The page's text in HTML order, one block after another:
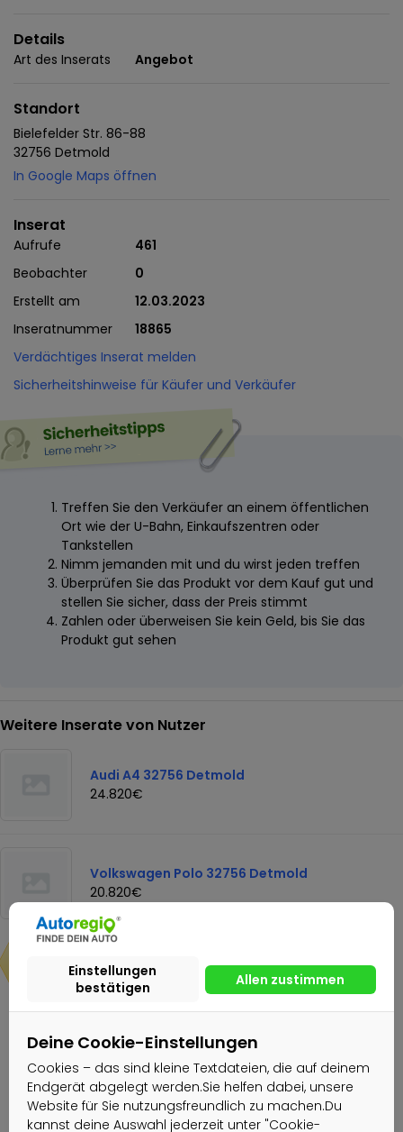
Deine Cookie-Einstellungen
Cookies – das sind kleine Textdateien, die auf deinem
Endgerät abgelegt werden.Sie helfen dabei, unsere
Website für Sie nutzungsfreundlich zu machen.Du
kannst deine Auswahl jederzeit unter "Cookie-
Details
Art des Inserats Angebot
Standort
Bielefelder Str. 86-88
32756 Detmold
In Google Maps öffnen
Inserat
Aufrufe
461
Beobachter
0
Erstellt am
12.03.2023
Inseratnummer
18865
Verdächtiges Inserat melden
Sicherheitshinweise für Käufer und Verkäufer
Treffen Sie den Verkäufer an einem öffentlichen
Ort wie der U-Bahn, Einkaufszentren oder
Tankstellen
Nimm jemanden mit und du wirst jeden treffen
Überprüfen Sie das Produkt vor dem Kauf gut und
stellen Sie sicher, dass der Preis stimmt
Zahlen oder überweisen Sie kein Geld, bis Sie das
Produkt gut sehen
Weitere Inserate von Nutzer
Audi A4 32756 Detmold
24.820€
Volkswagen Polo 32756 Detmold
20.820€
20.820€
Nachricht senden
Autohaus Stegelmann GmbH & Co.
KG G